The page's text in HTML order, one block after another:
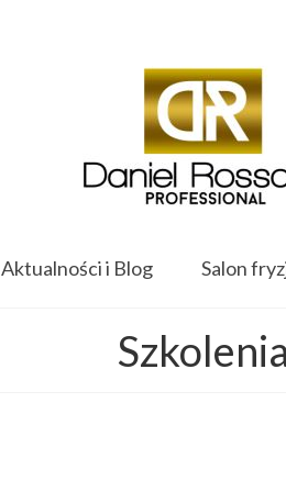
Aktualności i Blog Salon
Szkolenia